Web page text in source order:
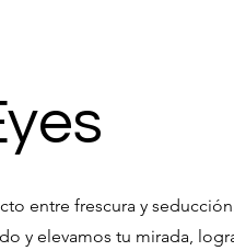
entre frescura y
y elevamos tu mirada,